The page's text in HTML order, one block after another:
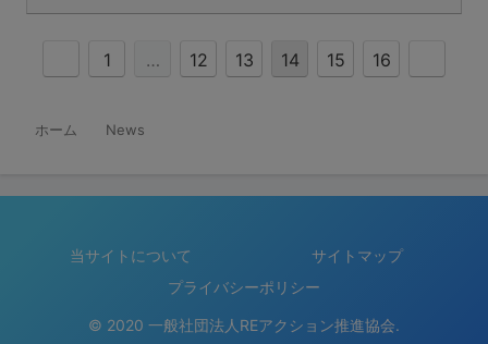
1 … 12 13 14 15 16
ホーム News
当サイトについて
サイトマップ
プライバシーポリシー
© 2020 一般社団法人REアクション推進協会.